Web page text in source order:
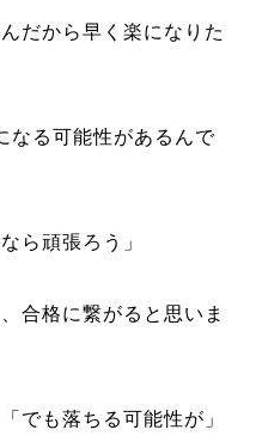
だから早く楽になりた
なる可能性があるんで
ら頑張ろう」
合格に繋がると思いま
でも落ちる可能性が」